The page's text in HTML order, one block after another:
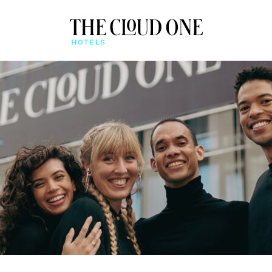
ÜBERBLICK
QUICK CHECK-IN &